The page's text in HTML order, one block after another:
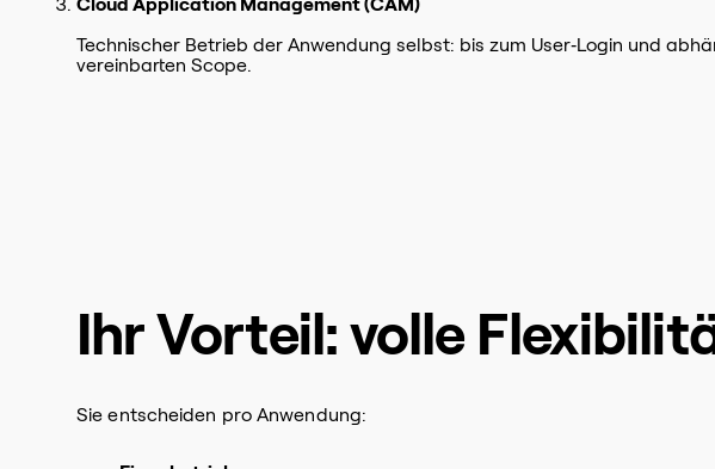
Cloud Application Management (CAM)
Technischer Betrieb der Anwendung selbst: bis zum User‑Login und
vereinbarten Scope.
Ihr Vorteil: volle
Sie entscheiden pro Anwendung: